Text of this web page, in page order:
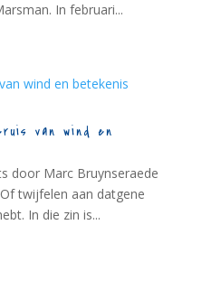
In februari...
van wind en
door Marc Bruynseraede
twijfelen aan datgene
In die zin is...